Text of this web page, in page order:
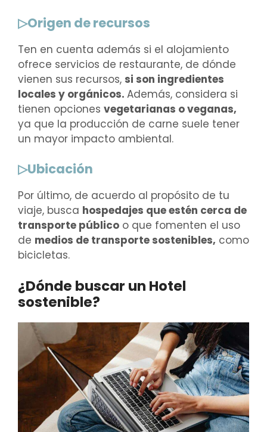
▷Origen de recursos
Ten en cuenta además si el alojamiento
ofrece servicios de restaurante, de dónde
vienen sus recursos, si son ingredientes
locales y orgánicos. Además, considera si
tienen opciones vegetarianas o veganas,
ya que la producción de carne suele tener
un mayor impacto ambiental.
▷Ubicación
Por último, de acuerdo al propósito de tu
viaje, busca hospedajes que estén cerca de
transporte público o que fomenten el uso
de medios de transporte sostenibles, como
bicicletas.
¿Dónde buscar un Hotel
sostenible?